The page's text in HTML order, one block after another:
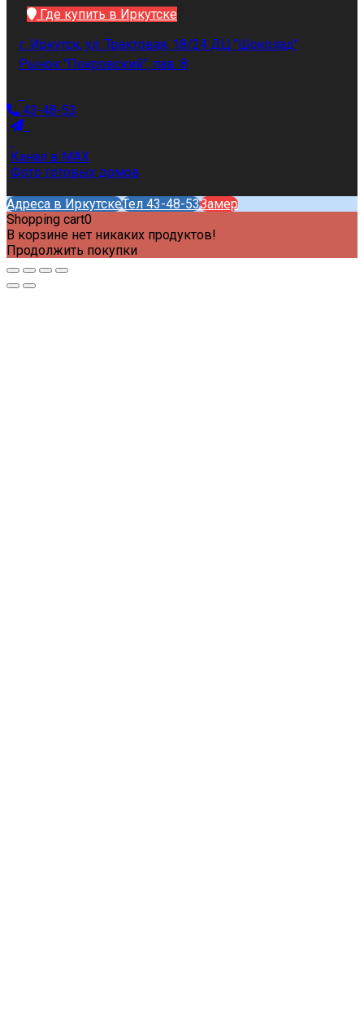
Где купить в Иркутске
г. Иркутск, ул. Трактовая, 18/24 ДЦ "Шоколад"
Рынок "Покровский", пав. 8
43-48-53
Канал в MAX
Фото готовых домов
Адреса в ИркутскеТел 43-48-53Замер
Shopping cart0
В корзине нет никаких продуктов!
Продолжить покупки